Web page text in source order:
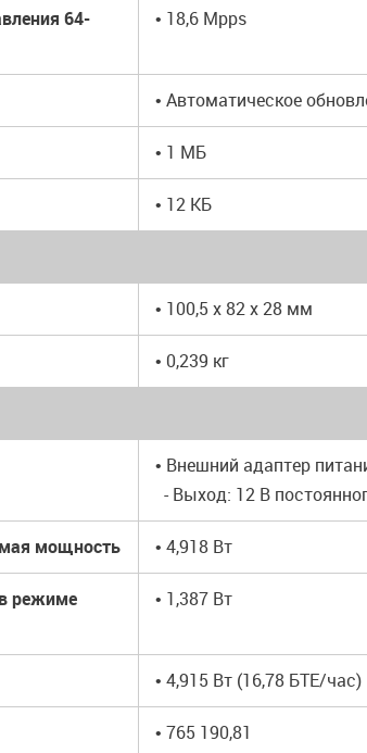
64-
• 18,6 Mpps
• Автоматическое
• 1 МБ
• 12 КБ
• 100,5 x 82 x 28 мм
• 0,239 кг
• Внешний адаптер
- Выход: 12 В
мощность • 4,918 Вт
режиме
• 1,387 Вт
• 4,915 Вт (16,78 БТЕ/час)
• 765 190,81